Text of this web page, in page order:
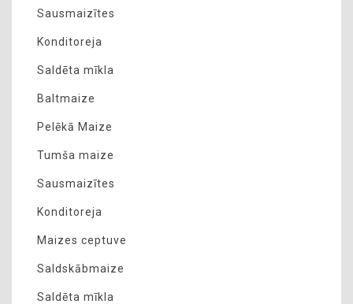
Sausmaizītes
Konditoreja
Saldēta mīkla
Baltmaize
Pelēkā Maize
Tumša maize
Sausmaizītes
Konditoreja
Maizes ceptuve
Saldskābmaize
Saldēta mīkla